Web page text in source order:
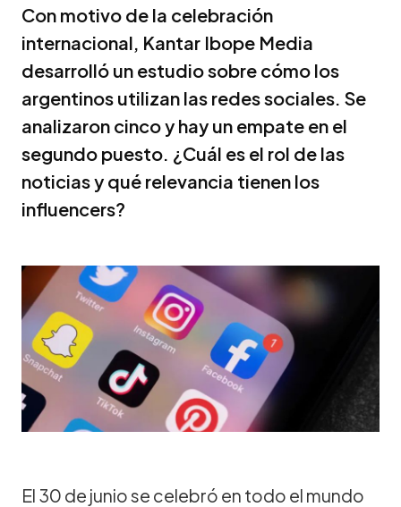
Con motivo de la celebración
internacional, Kantar Ibope Media
desarrolló un estudio sobre cómo los
argentinos utilizan las redes sociales. Se
analizaron cinco y hay un empate en el
segundo puesto. ¿Cuál es el rol de las
noticias y qué relevancia tienen los
influencers?
El 30 de junio se celebró en todo el mundo